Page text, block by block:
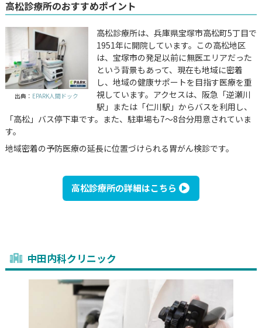
高松診療所のおすすめポイント
出典： EPARK人間ドック
高松診療所は、兵庫県宝塚市高松町5丁目で
1951年に開院しています。この高松地区
は、宝塚市の発足以前に無医エリアだった
という背景もあって、現在も地域に密着
し、地域の健康サポートを目指す医療を重
視しています。アクセスは、阪急「逆瀬川
駅」または「仁川駅」からバスを利用し、
「高松」バス停下車です。また、駐車場も7～8台分用意されていま
す。
地域密着の予防医療の延長に位置づけられる胃がん検診です。
高松診療所の詳細はこちら
中田内科クリニック